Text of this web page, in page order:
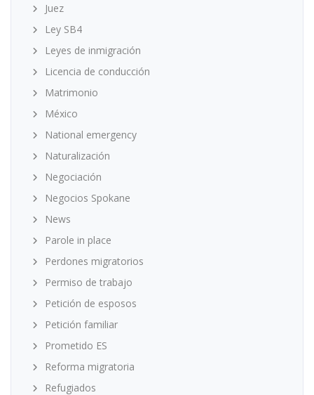
Juez
Ley SB4
Leyes de inmigración
Licencia de conducción
Matrimonio
México
National emergency
Naturalización
Negociación
Negocios Spokane
News
Parole in place
Perdones migratorios
Permiso de trabajo
Petición de esposos
Petición familiar
Prometido ES
Reforma migratoria
Refugiados